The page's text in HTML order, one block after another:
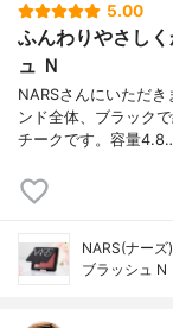
5.00
ふんわりやさし
ュ Ｎ
NARSさんにいただ
ンド全体、ブラック
チークです。容量
NARS(ナーズ)
ブラッシュ N